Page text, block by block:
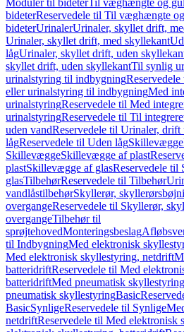
Moduler til bideterTil væghængte og
bideterReservedele til Til væghængte
bideterUrinalerUrinaler, skyllet drift,
Urinaler, skyllet drift, med skyllekant
lågUrinaler, skyllet drift, uden
skyllet drift, uden skyllekantTil synlig
urinalstyring til indbygning
eller urinalstyring til indbygningMed
urinalstyringReservedele til Med
urinalstyringReservedele til Til
uden vandReservedele til Urinaler, drift
lågReservedele til Uden lågSkillevægge
SkillevæggeSkillevægge af plast
plastSkillevægge af glasReservedele
glasTilbehørReservedele til Tilbehør
vandlåstilbehørSkyllerør,
overgangeReservedele til Skyllerør,
overgangeTilbehør til
sprøjtehovedMonteringsbeslag
til IndbygningMed elektronisk
Med elektronisk skyllestyring, netdrift
batteridriftReservedele til Med
batteridriftMed pneumatisk skyllestyring
pneumatisk skyllestyringBasic
BasicSynligeReservedele til Synlige
netdriftReservedele til Med elektronisk